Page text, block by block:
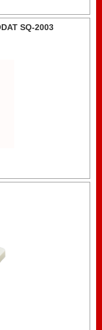
SQ-2003